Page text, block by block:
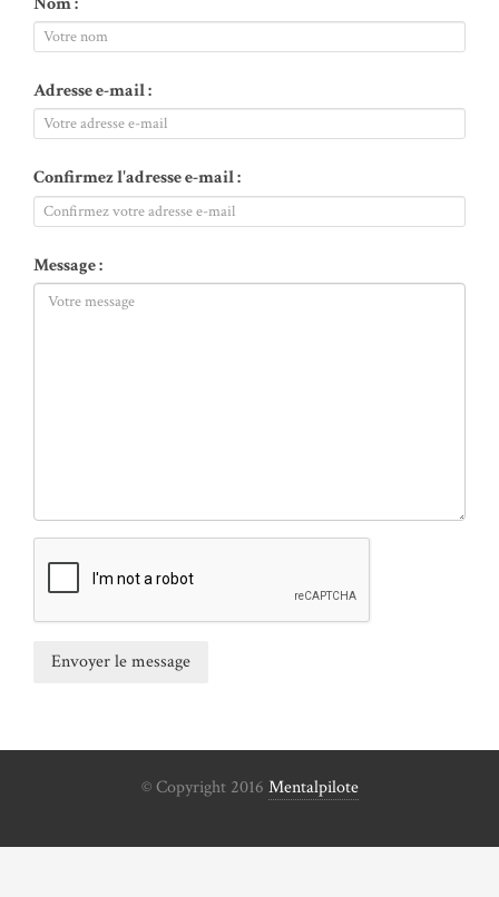
Adresse e-mail :
Confirmez l'adresse e-mail :
Message :
© Copyright 2016 Mentalpilote